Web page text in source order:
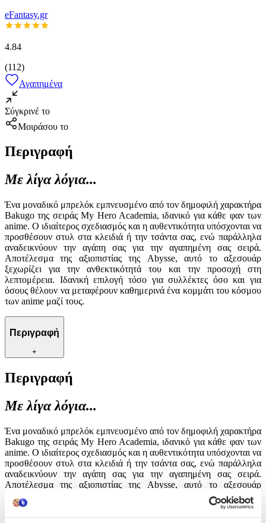
eFantasy.gr
4.84
(112)
Αγαπημένα
Σύγκρινέ το
Μοιράσου το
Περιγραφή
Με λίγα λόγια...
Ένα μοναδικό μπρελόκ εμπνευσμένο από τον δημοφιλή χαρακτήρα
Bakugo της σειράς My Hero Academia, ιδανικό για κάθε φαν των
anime. Ο ιδιαίτερος σχεδιασμός και η αυθεντικότητα υπόσχονται να
προσθέσουν στυλ στα κλειδιά ή την τσάντα σας, ενώ παράλληλα
αναδεικνύουν την αγάπη σας για την αγαπημένη σας σειρά.
Αποτέλεσμα της αξιοπιστίας της Abysse, αυτό το αξεσουάρ
ξεχωρίζει για την ανθεκτικότητά του και την προσοχή στη
λεπτομέρεια. Ιδανική επιλογή τόσο για συλλέκτες όσο και για
όσους θέλουν να μεταφέρουν καθημερινά ένα κομμάτι του κόσμου
των anime μαζί τους.
Περιγραφή
+
Περιγραφή
Με λίγα λόγια...
Ένα μοναδικό μπρελόκ εμπνευσμένο από τον δημοφιλή χαρακτήρα
Bakugo της σειράς My Hero Academia, ιδανικό για κάθε φαν των
anime. Ο ιδιαίτερος σχεδιασμός και η αυθεντικότητα υπόσχονται να
προσθέσουν στυλ στα κλειδιά ή την τσάντα σας, ενώ παράλληλα
αναδεικνύουν την αγάπη σας για την αγαπημένη σας σειρά.
Αποτέλεσμα της αξιοπιστίας της Abysse, αυτό το αξεσουάρ
ξεχωρίζει για την ανθεκτικότητά του και την προσοχή στη
λεπτομέρεια. Ιδανική επιλογή τόσο για συλλέκτες όσο και για
όσους θέλουν να μεταφέρουν καθημερινά ένα κομμάτι του κόσμου